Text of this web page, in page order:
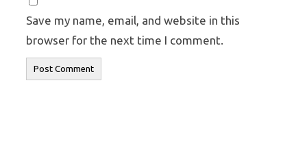
Save my name, email, and website in this
browser for the next time I comment.